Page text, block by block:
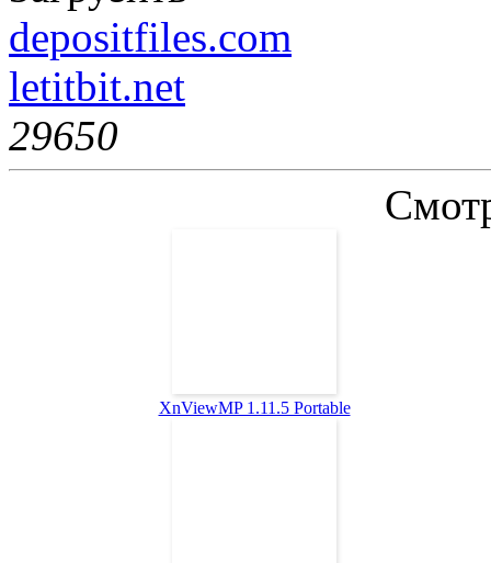
depositfiles.com
letitbit.net
29650
XnViewMP 1.11.5 Portable